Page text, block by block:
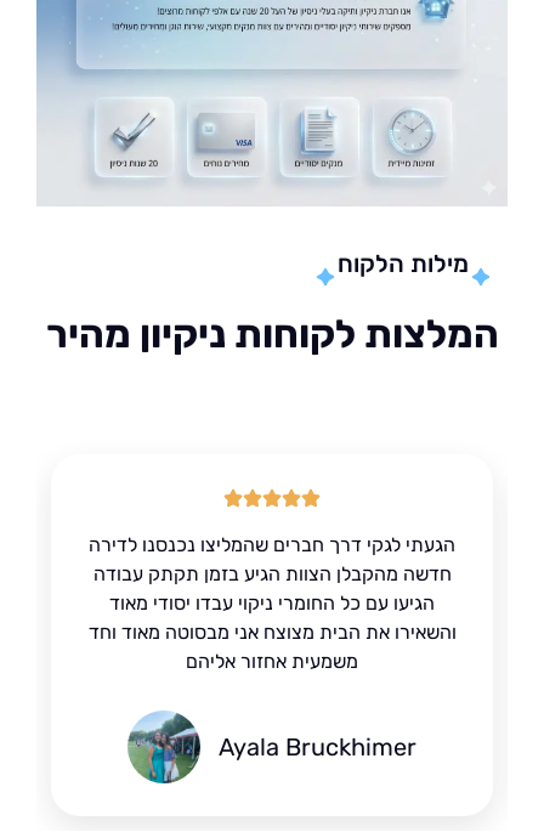
מילות הלקוח
לקוחות ניקיון מהיר
הגעתי לגקי דרך חברים שהמליצו נכנסנו לדירה
חדשה מהקבלן הצוות הגיע בזמן תקתק עבודה
הגיעו עם כל החומרי ניקוי עבדו יסודי מאוד
והשאירו את הבית מצוצח אני מבסוטה מאוד וחד
משמעית אחזור אליהם
Ayala Bruckhimer